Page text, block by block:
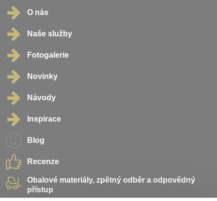
O nás
Naše služby
Fotogalerie
Novinky
Návody
Inspirace
Blog
Recenze
Obalové materiály, zpětný odběr a odpovědný
přístup